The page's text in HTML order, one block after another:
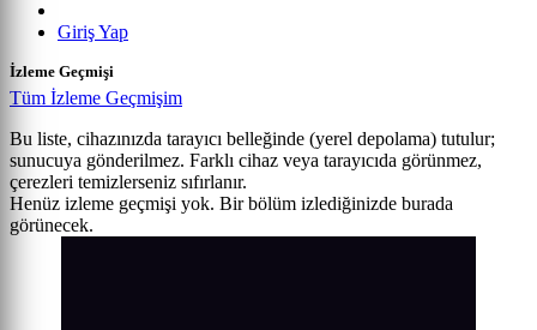
Giriş Yap
İzleme Geçmişi
Tüm İzleme Geçmişim
Bu liste, cihazınızda tarayıcı belleğinde (yerel depolama) tutulur;
sunucuya gönderilmez. Farklı cihaz veya tarayıcıda görünmez,
çerezleri temizlerseniz sıfırlanır.
Henüz izleme geçmişi yok. Bir bölüm izlediğinizde burada
görünecek.